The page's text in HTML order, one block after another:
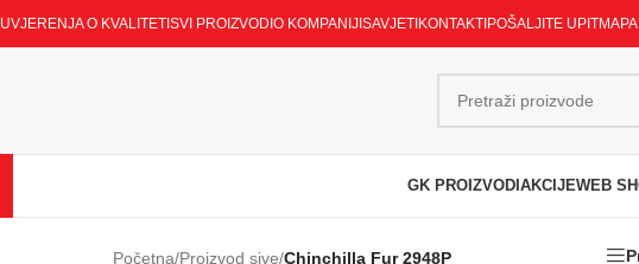
UVJERENJA O KVALITETI SVI PROIZVODI O KOMPANIJI SAVJETI KONTAKTI POŠALJITE UPITMAPA
GK PROIZVODI AKCIJEWEB
Početna/Proizvod sive/Chinchilla Fur 2948P